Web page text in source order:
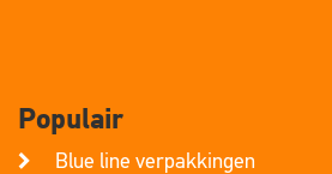
Populair
Blue line verpakkingen